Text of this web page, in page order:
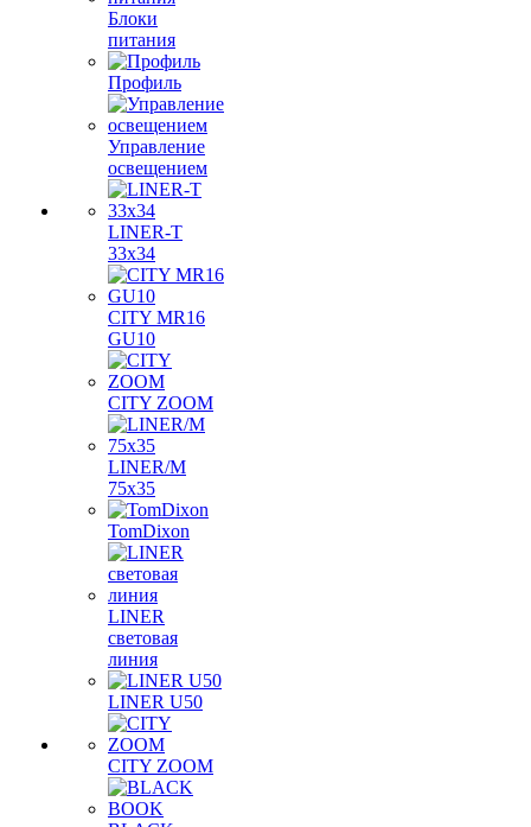
Блоки
питания
Профиль
Управление
освещением
LINER-T
33x34
CITY MR16
GU10
CITY ZOOM
LINER/M
75х35
TomDixon
LINER
световая
линия
LINER U50
CITY ZOOM